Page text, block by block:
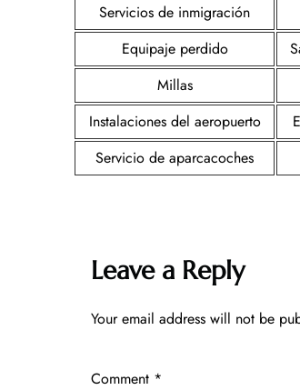
Servicios de inmigración
Equipaje perdido
Millas
Instalaciones del aeropuerto
Servicio de aparcacoches
Leave a Reply
Your email address will not be
Comment *